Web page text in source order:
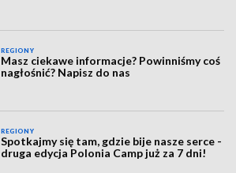
REGIONY
Masz ciekawe informacje? Powinniśmy coś
nagłośnić? Napisz do nas
REGIONY
Spotkajmy się tam, gdzie bije nasze serce -
druga edycja Polonia Camp już za 7 dni!